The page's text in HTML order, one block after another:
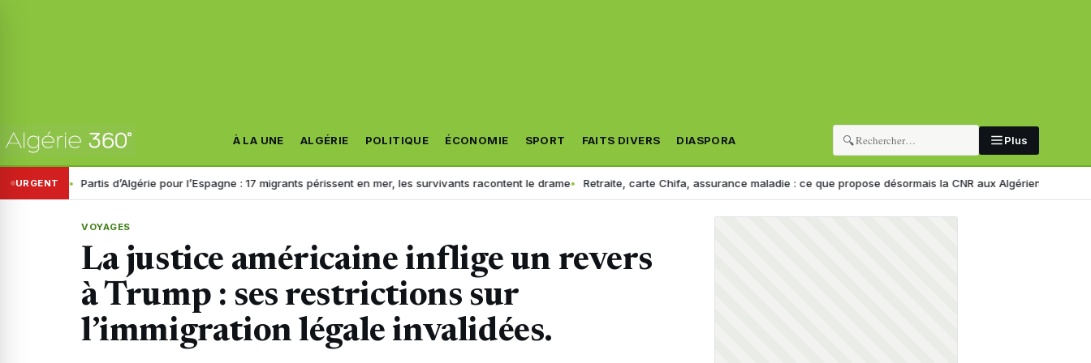
À LA UNE ALGÉRIE POLITIQUE ÉCONOMIE SPORT FAITS DIVERS DIASPORA 🔍 Plus
URGENT
Partis d’Algérie pour l’Espagne : 17 migrants périssent en mer, les survivants racontent le drame Retraite, carte Chifa, assurance maladie : ce que propose désormais la CNR aux Algériens de l’étranger
VOYAGES
La justice américaine inflige un revers
à Trump : ses restrictions sur
l’immigration légale invalidées.